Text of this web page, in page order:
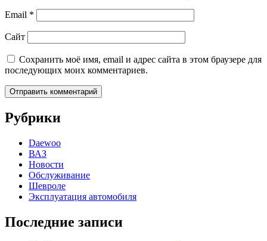
Email *
Сайт
Сохранить моё имя, email и адрес сайта в этом браузере для
последующих моих комментариев.
Рубрики
Daewoo
ВАЗ
Новости
Обслуживание
Шевроле
Эксплуатация автомобиля
Последние записи